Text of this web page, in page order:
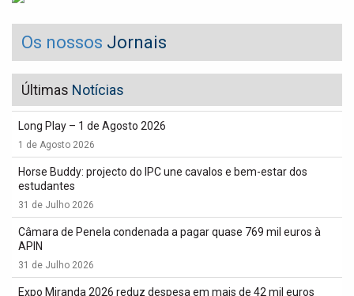
Os nossos Jornais
Últimas Notícias
Long Play – 1 de Agosto 2026
1 de Agosto 2026
Horse Buddy: projecto do IPC une cavalos e bem-estar dos
estudantes
31 de Julho 2026
Câmara de Penela condenada a pagar quase 769 mil euros à
APIN
31 de Julho 2026
Expo Miranda 2026 reduz despesa em mais de 42 mil euros